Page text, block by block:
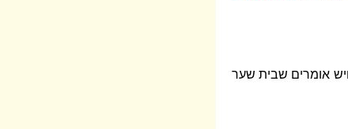
אומרים שבית שער